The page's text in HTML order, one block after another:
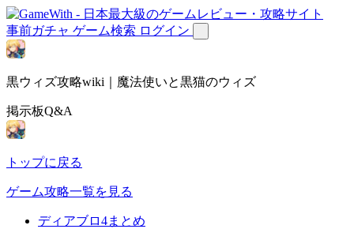
事前ガチャ ゲーム検索 ログイン
黒ウィズ攻略wiki｜魔法使いと黒猫のウィズ
掲示板Q&A
トップに戻る
ゲーム攻略一覧を見る
ディアブロ4まとめ